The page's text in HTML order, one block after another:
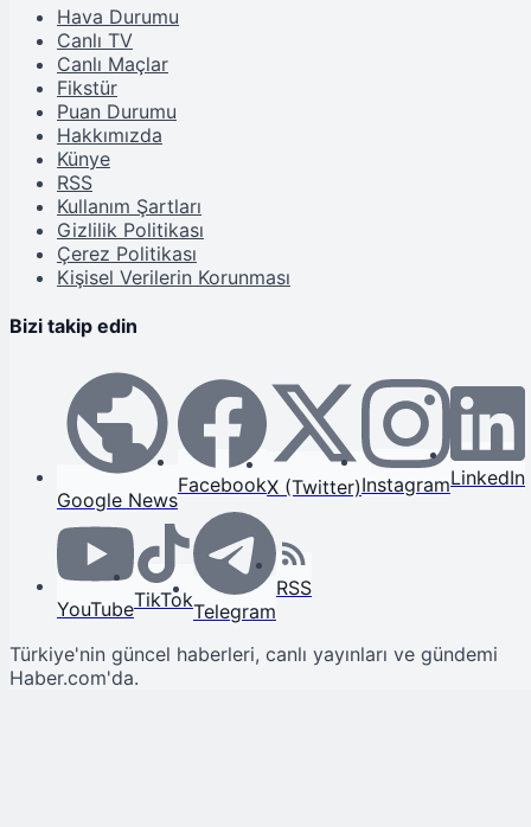
Hava Durumu
Canlı TV
Canlı Maçlar
Fikstür
Puan Durumu
Hakkımızda
Künye
RSS
Kullanım Şartları
Gizlilik Politikası
Çerez Politikası
Kişisel Verilerin Korunması
Bizi takip edin
Google News
FacebookX (Twitter)InstagramLinkedIn
YouTubeTikTokTelegram
RSS
Türkiye'nin güncel haberleri, canlı yayınları ve gündemi
Haber.com'da.